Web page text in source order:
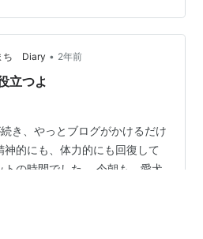
ち Diary • 2年前
立つよ